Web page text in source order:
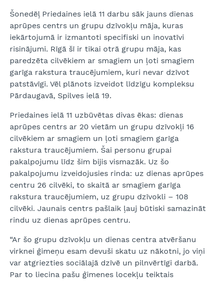
Šonedēļ Priedaines ielā 11 darbu sāk jauns dienas
aprūpes centrs un grupu dzīvokļu māja, kuras
iekārtojumā ir izmantoti specifiski un inovatīvi
risinājumi. Rīgā šī ir tikai otrā grupu māja, kas
paredzēta cilvēkiem ar smagiem un ļoti smagiem
garīga rakstura traucējumiem, kuri nevar dzīvot
patstāvīgi. Vēl plānots izveidot līdzīgu kompleksu
Pārdaugavā, Spilves ielā 19.
Priedaines ielā 11 uzbūvētas divas ēkas: dienas
aprūpes centrs ar 20 vietām un grupu dzīvokļi 16
cilvēkiem ar smagiem un ļoti smagiem garīga
rakstura traucējumiem. Šai personu grupai
pakalpojumu līdz šim bijis vismazāk. Uz šo
pakalpojumu izveidojusies rinda: uz dienas aprūpes
centru 26 cilvēki, to skaitā ar smagiem garīga
rakstura traucējumiem, uz grupu dzīvokli – 108
cilvēki. Jaunais centrs pašlaik ļauj būtiski samazināt
rindu uz dienas aprūpes centru.
“Ar šo grupu dzīvokļu un dienas centra atvēršanu
virknei ģimeņu esam devuši skatu uz nākotni, jo viņi
var atgriezties sociālajā dzīvē un pilnvērtīgi darbā.
Par to liecina pašu ģimenes locekļu teiktais